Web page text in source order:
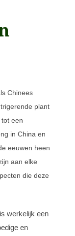
Chinees
plant
een
in China en
eeuwen heen
aan elke
die deze
werkelijk een
en